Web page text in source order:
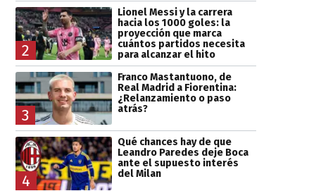
2
Lionel Messi y la carrera
hacia los 1000 goles: la
proyección que marca
cuántos partidos necesita
para alcanzar el hito
3
Franco Mastantuono, de
Real Madrid a Fiorentina:
¿Relanzamiento o paso
atrás?
4
Qué chances hay de que
Leandro Paredes deje Boca
ante el supuesto interés
del Milan